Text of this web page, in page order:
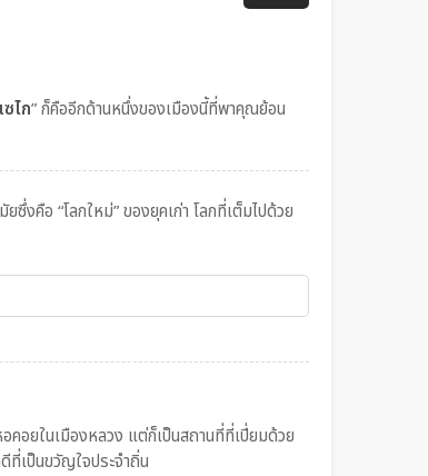
ไก” ก็คืออีกด้านหนึ่งของเมืองนี้ที่พาคุณย้อน
ซึ่งคือ “โลกใหม่” ของยุคเก่า โลกที่เต็มไปด้วย
อยในเมืองหลวง แต่ก็เป็นสถานที่ที่เปี่ยมด้วย
ที่เป็นขวัญใจประจำถิ่น